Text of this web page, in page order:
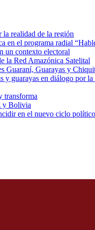
la realidad de la región
en el programa radial
un contexto electoral
la Red Amazónica Satelital
Guaraní, Guarayas y
y guarayas en diálogo por
transforma
y Bolivia
en el nuevo ciclo político